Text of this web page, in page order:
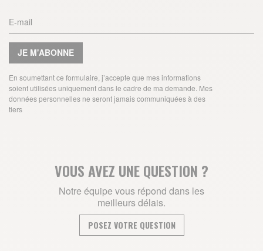
JE M'ABONNE
En soumettant ce formulaire, j’accepte que mes informations
soient utilisées uniquement dans le cadre de ma demande. Mes
données personnelles ne seront jamais communiquées à des
tiers
VOUS AVEZ UNE QUESTION ?
Notre équipe vous répond dans les
meilleurs délais.
POSEZ VOTRE QUESTION